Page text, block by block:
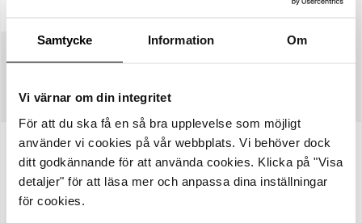
Samtycke Information Om
Vi värnar om din integritet
För att du ska få en så bra upplevelse som möjligt
använder vi cookies på vår webbplats. Vi behöver dock
ditt godkännande för att använda cookies. Klicka på "Visa
detaljer" för att läsa mer och anpassa dina inställningar
för cookies.
SPECIFIKATIONER
SKÖTSELRÅD
Artikelnummer: 1024407
Magna, stövletter i svart skinn från Dasia. Mittsöm över foten och
rak tåform, fodrade med textil och har bekväma komfortinnersulor